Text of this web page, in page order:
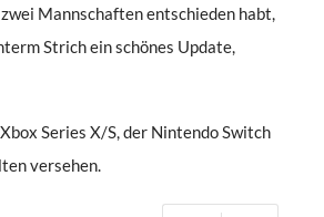
Mannschaften entschieden habt,
Strich ein schönes Update,
Series X/S, der Nintendo Switch
versehen.